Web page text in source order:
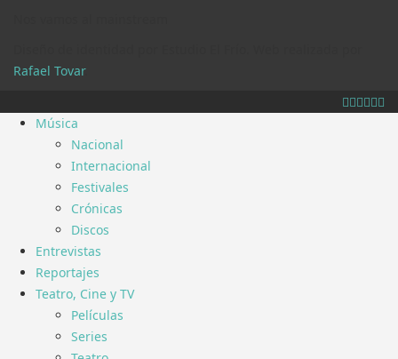
Rafael Tovar.
Música
Nacional
Internacional
Festivales
Crónicas
Discos
Entrevistas
Reportajes
Teatro, Cine y TV
Películas
Series